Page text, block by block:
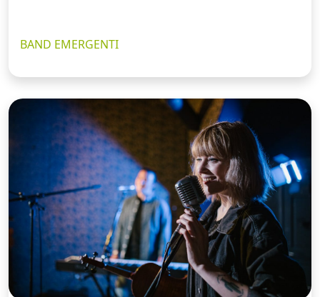
BAND EMERGENTI